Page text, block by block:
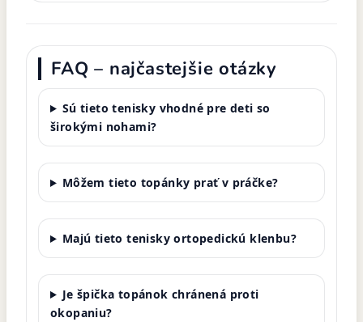
FAQ – najčastejšie otázky
Sú tieto tenisky vhodné pre deti so
širokými nohami?
Môžem tieto topánky prať v práčke?
Majú tieto tenisky ortopedickú klenbu?
Je špička topánok chránená proti
okopaniu?